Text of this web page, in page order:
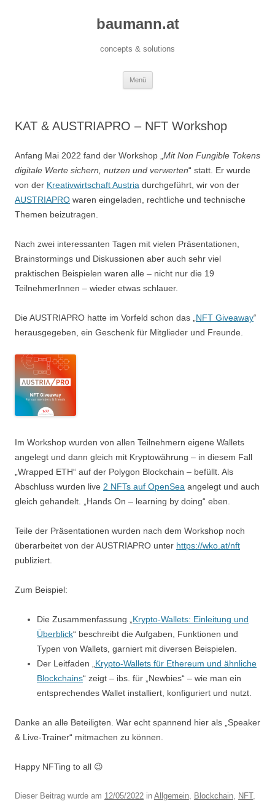
baumann.at
concepts & solutions
Menü
KAT & AUSTRIAPRO – NFT Workshop
Anfang Mai 2022 fand der Workshop „ Mit Non Fungible Tokens
digitale Werte sichern, nutzen und verwerten“ statt. Er wurde
von der Kreativwirtschaft Austria durchgeführt, wir von der
AUSTRIAPRO waren eingeladen, rechtliche und technische
Themen beizutragen.
Nach zwei interessanten Tagen mit vielen Präsentationen,
Brainstormings und Diskussionen aber auch sehr viel
praktischen Beispielen waren alle – nicht nur die 19
TeilnehmerInnen – wieder etwas schlauer.
Die AUSTRIAPRO hatte im Vorfeld schon das „ NFT Giveaway“
herausgegeben, ein Geschenk für Mitglieder und Freunde.
Im Workshop wurden von allen Teilnehmern eigene Wallets
angelegt und dann gleich mit Kryptowährung – in diesem Fall
„Wrapped ETH“ auf der Polygon Blockchain – befüllt. Als
Abschluss wurden live 2 NFTs auf OpenSea angelegt und auch
gleich gehandelt. „Hands On – learning by doing“ eben.
Teile der Präsentationen wurden nach dem Workshop noch
überarbeitet von der AUSTRIAPRO unter https://wko.at/nft
publiziert.
Zum Beispiel:
Die Zusammenfassung „ Krypto-Wallets: Einleitung und
Überblick“ beschreibt die Aufgaben, Funktionen und
Typen von Wallets, garniert mit diversen Beispielen.
Der Leitfaden „ Krypto-Wallets für Ethereum und ähnliche
Blockchains“ zeigt – ibs. für „Newbies“ – wie man ein
entsprechendes Wallet installiert, konfiguriert und nutzt.
Danke an alle Beteiligten. War echt spannend hier als „Speaker
& Live-Trainer“ mitmachen zu können.
Happy NFTing to all 😉
Dieser Beitrag wurde am 12/05/2022 in Allgemein, Blockchain, NFT,